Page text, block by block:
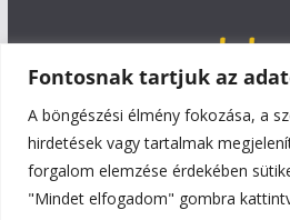
Fontosnak tartjuk az
A böngészési élmény fokozása, a
hirdetések vagy tartalmak
forgalom elemzése érdekében
"Mindet elfogadom" gombra